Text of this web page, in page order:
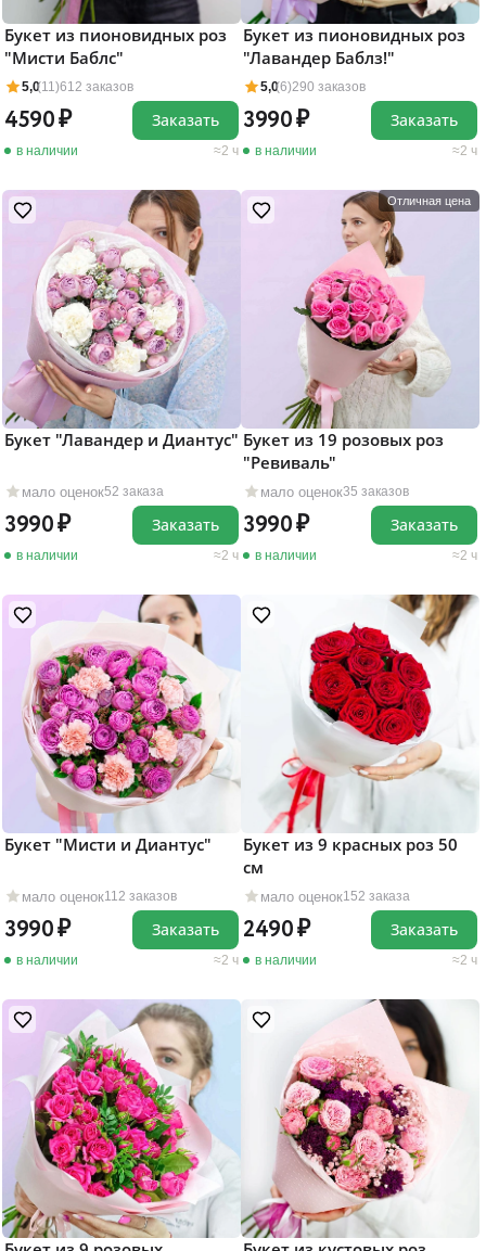
5,0(11)612 заказов
Букет из пионовидных роз
"Мисти Баблс"
4590
в наличии 2 ч
Заказать
5,0(6)290 заказов
Букет из пионовидных роз
"Лавандер Баблз!"
3990
в наличии 2 ч
Заказать
мало оценок52 заказа
Букет "Лавандер и Диантус"
3990
в наличии 2 ч
Заказать
Отличная цена
мало оценок35 заказов
Букет из 19 розовых роз
"Ревиваль"
3990
в наличии 2 ч
Заказать
мало оценок112 заказов
Букет "Мисти и Диантус"
3990
в наличии 2 ч
Заказать
мало оценок152 заказа
Букет из 9 красных роз 50
см
2490
в наличии 2 ч
Заказать